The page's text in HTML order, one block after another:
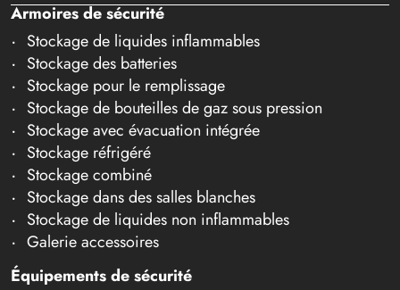
Armoires de sécurité
Stockage de liquides inflammables
Stockage des batteries
Stockage pour le remplissage
Stockage de bouteilles de gaz sous pression
Stockage avec évacuation intégrée
Stockage réfrigéré
Stockage combiné
Stockage dans des salles blanches
Stockage de liquides non inflammables
Galerie accessoires
Équipements de sécurité